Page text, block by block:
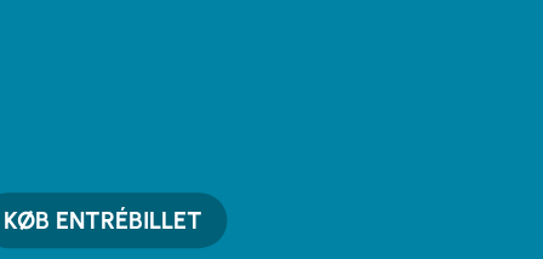
KØB ENTRÉBILLET